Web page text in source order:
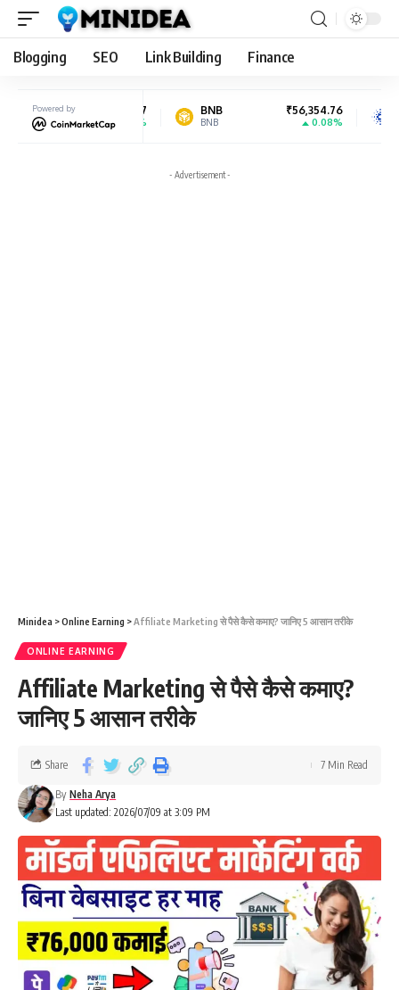
Blogging SEO Link Building Finance
Powered by
₹182,151.47
0.49%
BNB ₹56,354.76
BNB
Cardano
ADA
- Advertisement -
Minidea >Online Earning >Affiliate Marketing से पैसे कैसे कमाए? जानिए 5 आसान तरीके
ONLINE EARNING
Affiliate Marketing से पैसे कैसे कमाए?
जानिए 5 आसान तरीके
Last updated: 2026/07/09 at 3:09 PM
By Neha Arya
Share 7 Min Read